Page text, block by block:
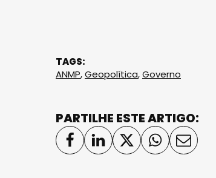
TAGS:
ANMP,Geopolítica,Governo
PARTILHE ESTE ARTIGO: